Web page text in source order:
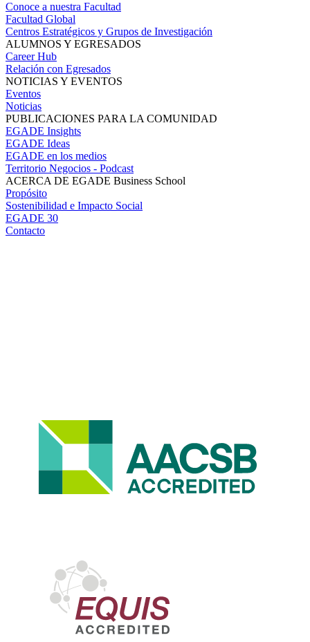
Conoce a nuestra Facultad
Facultad Global
Centros Estratégicos y Grupos de Investigación
ALUMNOS Y EGRESADOS
Career Hub
Relación con Egresados
NOTICIAS Y EVENTOS
Eventos
Noticias
PUBLICACIONES PARA LA COMUNIDAD
EGADE Insights
EGADE Ideas
EGADE en los medios
Territorio Negocios - Podcast
ACERCA DE EGADE Business School
Propósito
Sostenibilidad e Impacto Social
EGADE 30
Contacto